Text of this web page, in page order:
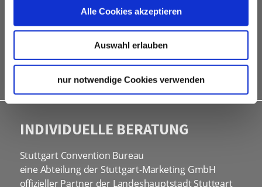
Alle Cookies akzeptieren
Auswahl erlauben
nur notwendige Cookies verwenden
kostenfreies online Hotel-Buchungstool
Site Inspections
Werbe- und Informationsmaterial
INDIVIDUELLE BERATUNG
Stuttgart Convention Bureau
eine Abteilung der Stuttgart-Marketing GmbH
offizieller Partner der Landeshauptstadt Stuttgart